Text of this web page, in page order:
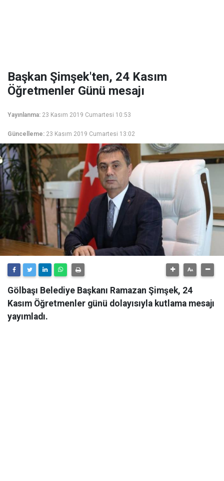
Başkan Şimşek'ten, 24 Kasım
Öğretmenler Günü mesajı
Yayınlanma: 23 Kasım 2019 Cumartesi 10:53
Güncelleme: 23 Kasım 2019 Cumartesi 13:02
Gölbaşı Belediye Başkanı Ramazan Şimşek, 24
Kasım Öğretmenler günü dolayısıyla kutlama mesajı
yayımladı.